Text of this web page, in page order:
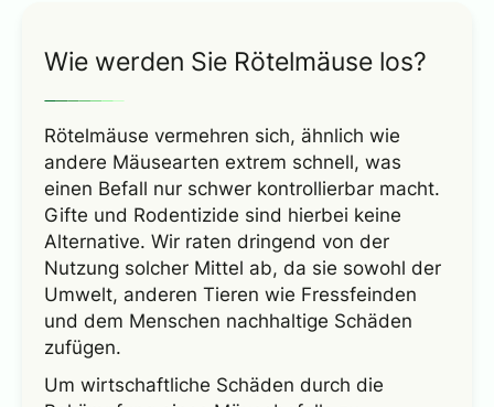
Wie werden Sie Rötelmäuse los?
Rötelmäuse vermehren sich, ähnlich wie
andere Mäusearten extrem schnell, was
einen Befall nur schwer kontrollierbar macht.
Gifte und Rodentizide sind hierbei keine
Alternative. Wir raten dringend von der
Nutzung solcher Mittel ab, da sie sowohl der
Umwelt, anderen Tieren wie Fressfeinden
und dem Menschen nachhaltige Schäden
zufügen.
Um wirtschaftliche Schäden durch die